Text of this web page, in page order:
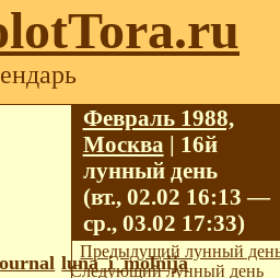
luna_i_molnija
Февраль 1988,
Москва | 16й
лунный день
(вт., 02.02 16:13 —
ср., 03.02 17:33)
Предыдущий лунный
Следующий лунный день